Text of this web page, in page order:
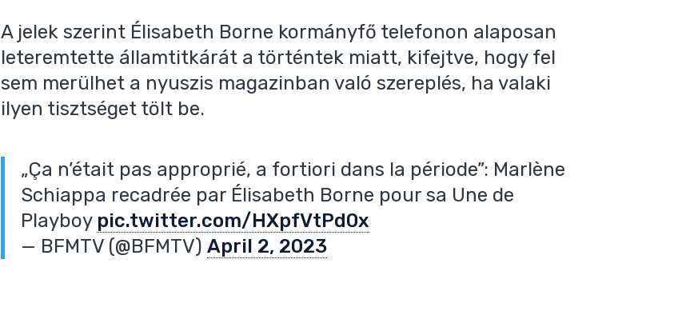
A jelek szerint Élisabeth Borne kormányfő telefonon alaposan
leteremtette államtitkárát a történtek miatt, kifejtve, hogy fel
sem merülhet a nyuszis magazinban való szereplés, ha valaki
ilyen tisztséget tölt be.
„Ça n’était pas approprié, a fortiori dans la période”: Marlène
Schiappa recadrée par Élisabeth Borne pour sa Une de
Playboy pic.twitter.com/HXpfVtPd0x
— BFMTV (@BFMTV)April 2, 2023